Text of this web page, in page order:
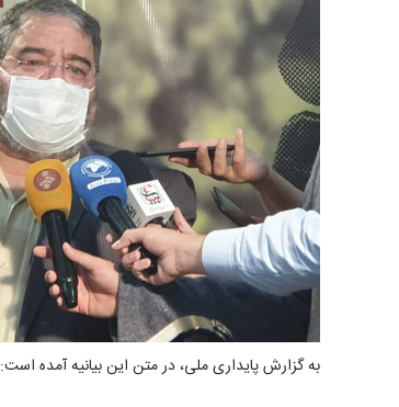
به گزارش پایداری ملی، در متن این بیانیه آمده است: